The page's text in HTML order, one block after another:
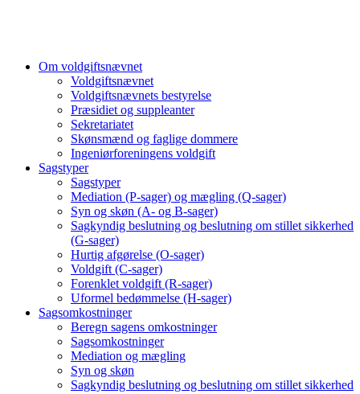
Om voldgiftsnævnet
Voldgiftsnævnet
Voldgiftsnævnets bestyrelse
Præsidiet og suppleanter
Sekretariatet
Skønsmænd og faglige dommere
Ingeniørforeningens voldgift
Sagstyper
Sagstyper
Mediation (P-sager) og mægling (Q-sager)
Syn og skøn (A- og B-sager)
Sagkyndig beslutning og beslutning om stillet sikkerhed
(G-sager)
Hurtig afgørelse (O-sager)
Voldgift (C-sager)
Forenklet voldgift (R-sager)
Uformel bedømmelse (H-sager)
Sagsomkostninger
Beregn sagens omkostninger
Sagsomkostninger
Mediation og mægling
Syn og skøn
Sagkyndig beslutning og beslutning om stillet sikkerhed